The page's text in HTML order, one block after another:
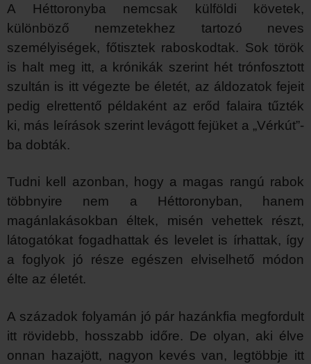
A Héttoronyba nemcsak külföldi követek,
különböző nemzetekhez tartozó neves
személyiségek, főtisztek raboskodtak. Sok török
is halt meg itt, a krónikák szerint hét trónfosztott
szultán is itt végezte be életét, az áldozatok fejeit
pedig elrettentő példaként az erőd falaira tűzték
ki, más leírások szerint levágott fejüket a „Vérkút”-
ba dobták.
Tudni kell azonban, hogy a magas rangú rabok
többnyire nem a Héttoronyban, hanem
magánlakásokban éltek, misén vehettek részt,
látogatókat fogadhattak és levelet is írhattak, így
a foglyok jó része egészen elviselhető módon
élte az életét.
A századok folyamán jó pár hazánkfia megfordult
itt rövidebb, hosszabb időre. De olyan, aki élve
onnan hazajött, nagyon kevés van, legtöbbje itt